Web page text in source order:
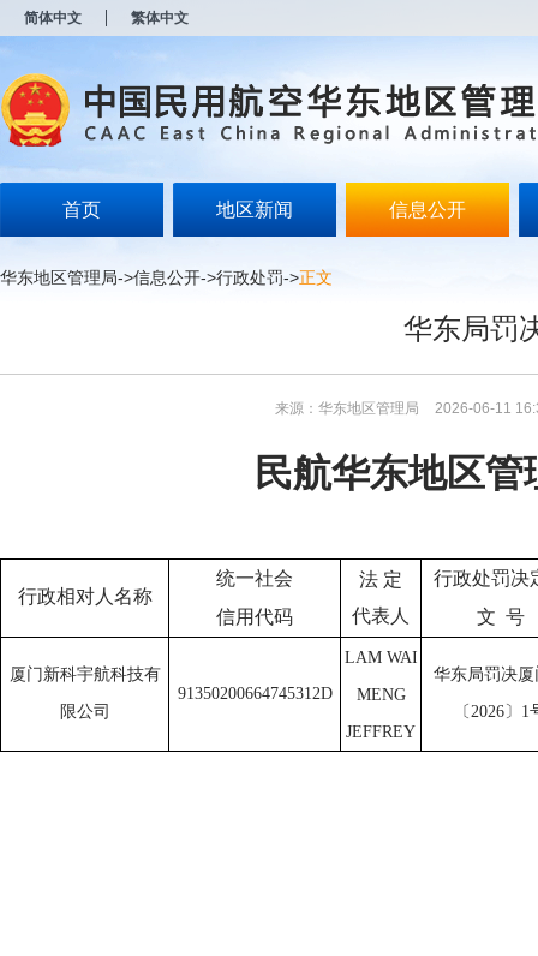
简体中文 繁体中文
首页 地区新闻 信息公开
华东地区管理局->信息公开->行政处罚->正文
华东局罚
来源：华东地区管理局 2026-06-11
民航华东地区
行政相对人名称
统一社会
信用代码
法 定
代表人
行政处罚决
文 号
厦门新科宇航科技有
限公司
91350200664745312D
LAM WAI
MENG
JEFFREY
华东局罚决厦
〔 2026〕1
开
无
障
说
按
Alt
键